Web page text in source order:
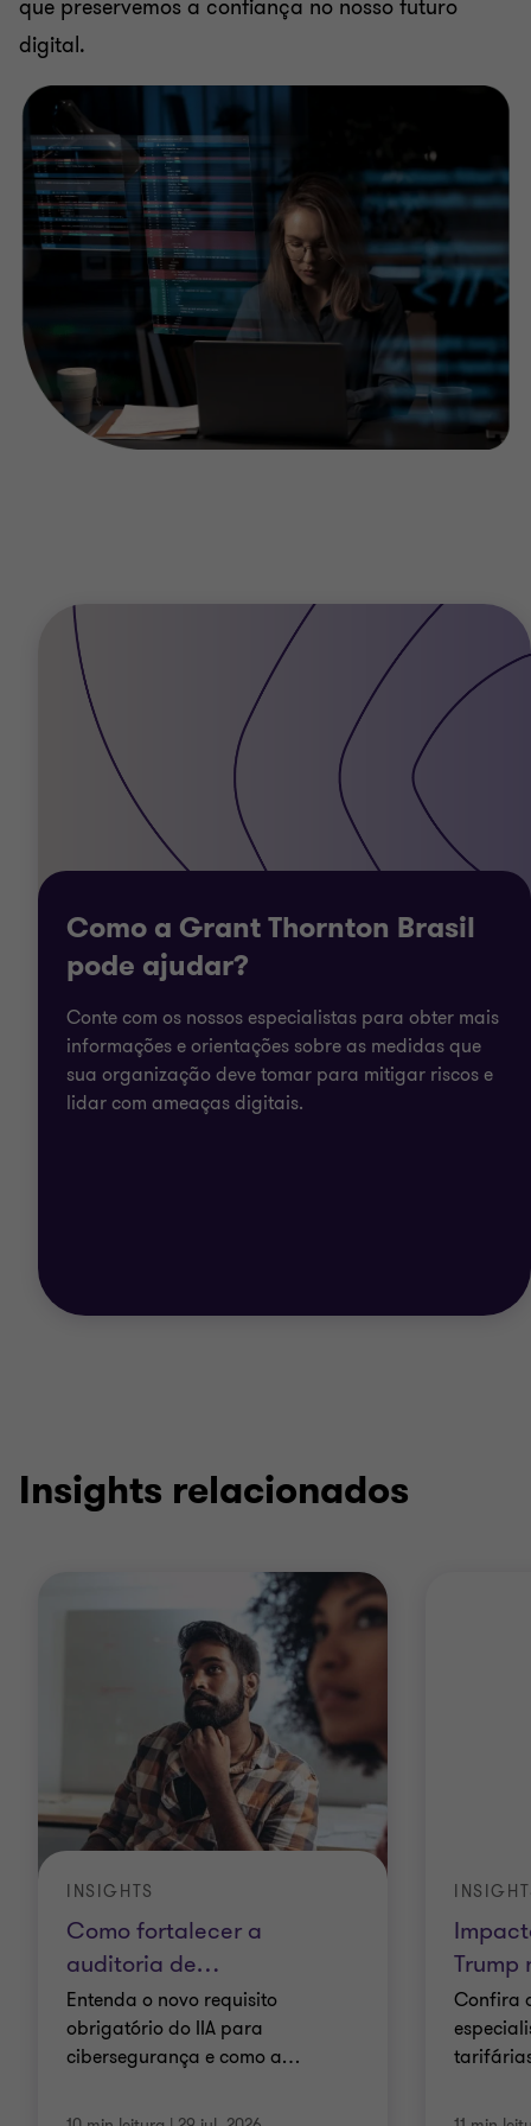
que preservemos a confiança no nosso futuro
digital.
Como a Grant Thornton Brasil
pode ajudar?
Conte com os nossos especialistas para obter mais
informações e orientações sobre as medidas que
sua organização deve tomar para mitigar riscos e
lidar com ameaças digitais.
Insights relacionados
Como fortalecer a
auditoria de…
INSIGHTS
Entenda o novo requisito
obrigatório do IIA para
cibersegurança e como a…
Trump
Confira